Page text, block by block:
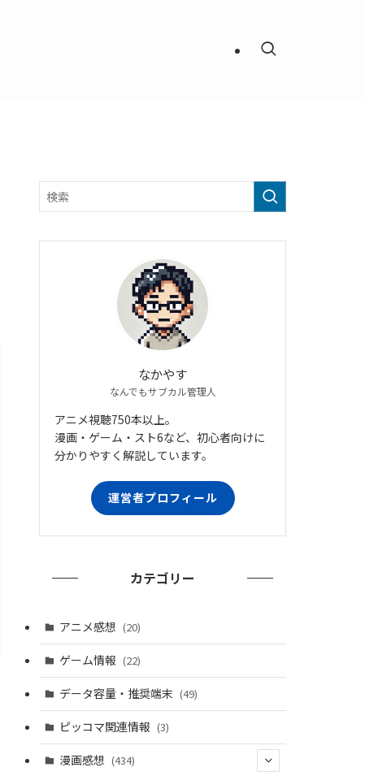
なかやす
なんでもサブカル管理人
アニメ視聴750本以上。
漫画・ゲーム・スト6など、初心者向けに
分かりやすく解説しています。
運営者プロフィール
カテゴリー
アニメ感想 (20)
ゲーム情報 (22)
データ容量・推奨端末 (49)
ピッコマ関連情報 (3)
漫画感想 (434)